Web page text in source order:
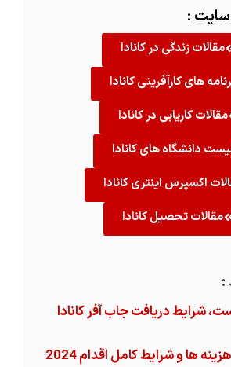
:
مقالات زندگی در کانادا
های کارآفرینی کانادا
مقالات کاریابی در کانادا
دانشگاه های کانادا
اکسپرس اینتری کانادا
مقالات تحصیل کانادا
:
شرایط دریافت جاب آفر کانادا